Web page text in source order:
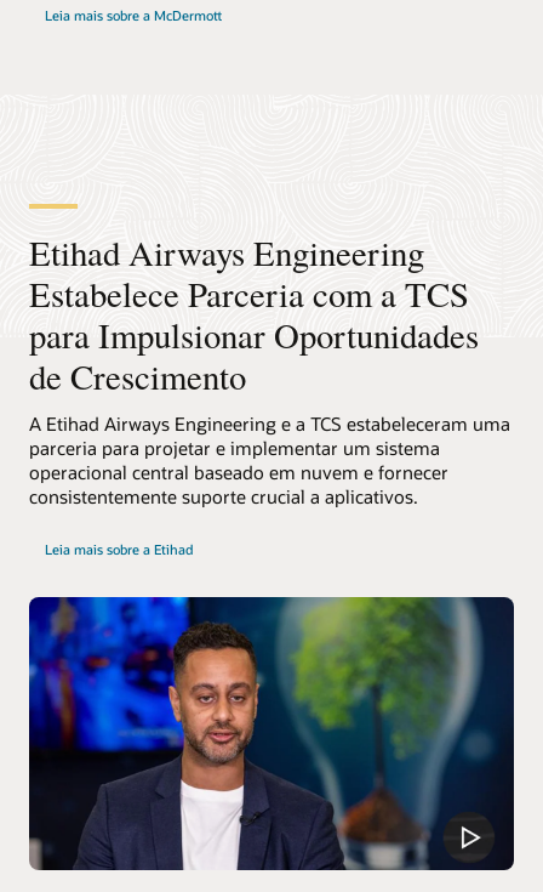
Leia mais sobre a McDermott
Etihad Airways Engineering
Estabelece Parceria com a TCS
para Impulsionar Oportunidades
de Crescimento
A Etihad Airways Engineering e a TCS estabeleceram uma
parceria para projetar e implementar um sistema
operacional central baseado em nuvem e fornecer
consistentemente suporte crucial a aplicativos.
Leia mais sobre a Etihad